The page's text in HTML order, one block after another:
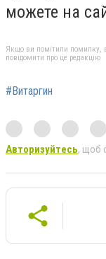
можете на
Якщо ви помітили помилку,
повідомити про це редакцію
#Витаргин
Авторизуйтесь, щоб